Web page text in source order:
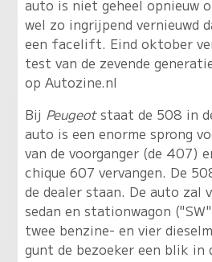
auto is niet geheel opnieuw
wel zo ingrijpend vernieuwd
een facelift. Eind oktober
test van de zevende
op Autozine.nl
Bij Peugeotstaat de 508 in
auto is een enorme sprong
van de voorganger (de 407)
chique 607 vervangen. De
de dealer staan. De auto zal
sedan en stationwagon
twee benzine- en vier
gunt de bezoeker een blik in